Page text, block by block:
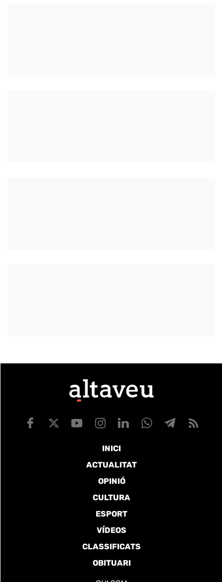
INICI
ACTUALITAT
OPINIÓ
CULTURA
ESPORT
VÍDEOS
CLASSIFICATS
OBITUARI